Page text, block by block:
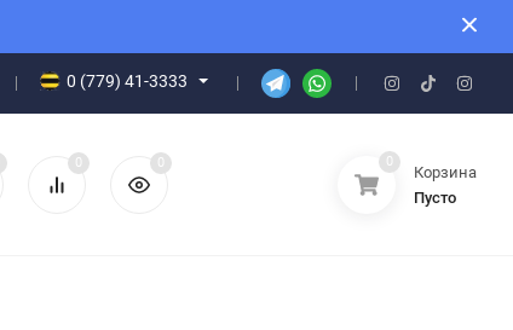
0 (779) 41-3333
0 0 0
Корзина
Пусто